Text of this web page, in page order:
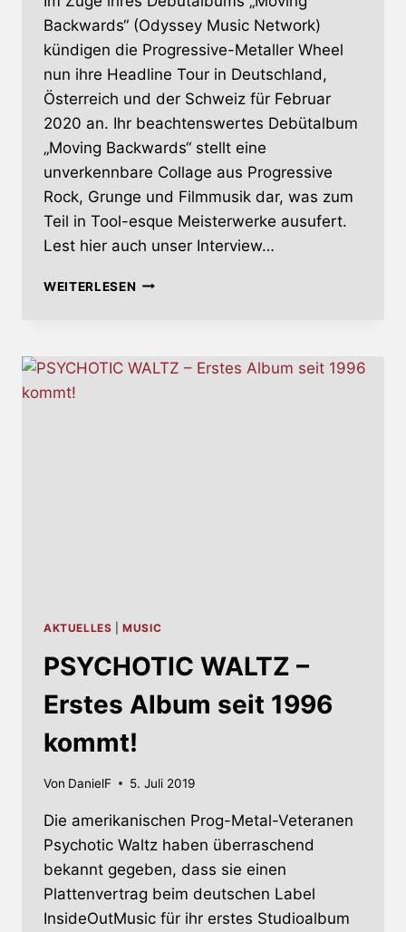
Backwards“ (Odyssey Music Network)
kündigen die Progressive-Metaller Wheel
nun ihre Headline Tour in Deutschland,
Österreich und der Schweiz für Februar
2020 an. Ihr beachtenswertes Debütalbum
„Moving Backwards“ stellt eine
unverkennbare Collage aus Progressive
Rock, Grunge und Filmmusik dar, was zum
Teil in Tool-esque Meisterwerke ausufert.
Lest hier auch unser Interview…
WEITERLESENWHEEL
AUF
AKTUELLES |MUSIC
PSYCHOTIC WALTZ –
Erstes Album seit 1996
kommt!
Von DanielF 5. Juli 2019
Die amerikanischen Prog-Metal-Veteranen
Psychotic Waltz haben überraschend
bekannt gegeben, dass sie einen
Plattenvertrag beim deutschen Label
InsideOutMusic für ihr erstes Studioalbum